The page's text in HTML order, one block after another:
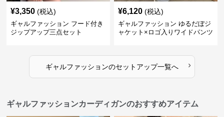
¥3,350 (税込)
ギャルファッション フード付き
ジップアップ三点セット
¥6,120 (税込)
ギャルファッション ゆるだぼジ
ャケット×ロゴ入りワイドパンツ
ギャルファッションのセットアップ一覧へ ›
ギャルファッションカーディガンのおすすめアイテム